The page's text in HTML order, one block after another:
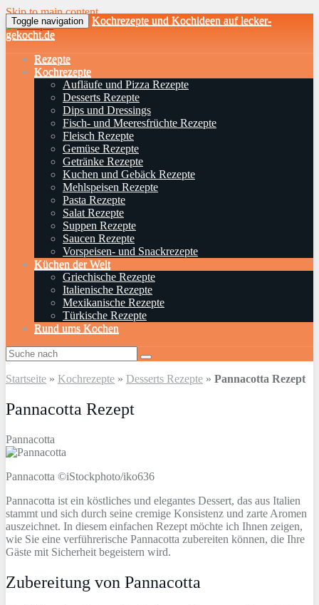
Skip to main content
Toggle navigation
Kochrezepte und Kochideen auf lecker-
gekocht.de
Rezepte
Kochrezepte
Aufläufe und Pizza Rezepte
Desserts Rezepte
Dips und Dressings
Fisch- und Meeresfrüchte Rezepte
Fleisch Rezepte
Gemüse Rezepte
Getränke Rezepte
Kuchen und Gebäck Rezepte
Mehlspeisen Rezepte
Pasta Rezepte
Salat Rezepte
Suppen Rezepte
Saucen Rezepte
Vorspeisen- und Snackrezepte
Küchen der Welt
Griechische Rezepte
Italienische Rezepte
Mexikanische Rezepte
Türkische Rezepte
Rund ums Kochen
Startseite » Kochrezepte » Desserts Rezepte » Pannacotta Rezept
Pannacotta Rezept
Pannacotta
Pannacotta ©iStockphoto/iko636
Pannacotta ist ein köstliches und elegantes Dessert, das aus Italien
stammt und sich durch seine cremige Konsistenz und zarte Aromen
auszeichnet. In diesem einfachen Rezept möchte ich Ihnen zeigen,
wie Sie eine verführerische Pannacotta zubereiten können, die Ihre
Gäste mit Sicherheit begeistern wird.
Zubereitung von Pannacotta